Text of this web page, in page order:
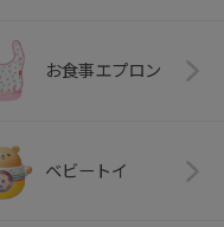
お食事エプロン
ベビートイ